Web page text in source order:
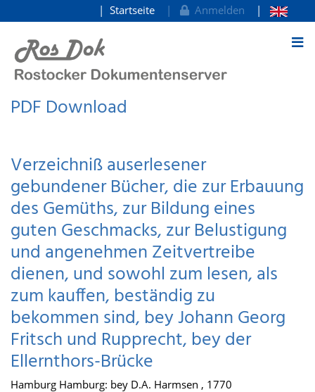
zum Inhalt
Startseite Anmelden
PDF Download
Verzeichniß auserlesener
gebundener Bücher, die zur Erbauung
des Gemüths, zur Bildung eines
guten Geschmacks, zur Belustigung
und angenehmen Zeitvertreibe
dienen, und sowohl zum lesen, als
zum kauffen, beständig zu
bekommen sind, bey Johann Georg
Fritsch und Rupprecht, bey der
Ellernthors-Brücke
Hamburg Hamburg: bey D.A. Harmsen , 1770